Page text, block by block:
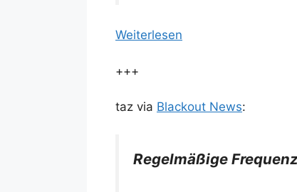
Weiterlesen
+++
taz via Blackout News:
Regelmäßige